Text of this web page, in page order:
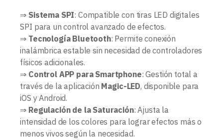
⇒ Sistema SPI: Compatible con tiras LED digitales
SPI para un control avanzado de efectos.
⇒ Tecnología Bluetooth: Permite conexión
inalámbrica estable sin necesidad de controladores
físicos adicionales.
⇒ Control APP para Smartphone: Gestión total a
través de la aplicación Magic-LED, disponible para
iOS y Android.
⇒ Regulación de la Saturación: Ajusta la
intensidad de los colores para lograr efectos más o
menos vivos según la necesidad.